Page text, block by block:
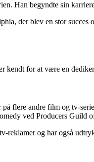
Han begyndte sin
der blev en stor
kendt for at være en
flere andre film og tv-
ved Producers Guild
og har også